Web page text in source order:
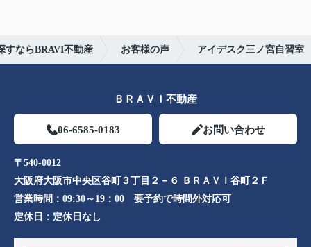
すならBRAVI不動産 お客様の声 アイデスク三ノ宮自習室
ＢＲＡＶＩ不動産
06-6585-0183 お問い合わせ
〒540-0012
大阪府大阪市中央区谷町３丁目２－６ ＢＲＡＶＩ谷町２Ｆ
営業時間： 09:30～19：00 要予約で時間外対応可
定休日： 定休日なし